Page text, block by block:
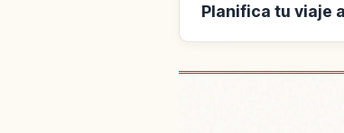
Planifica tu viaje